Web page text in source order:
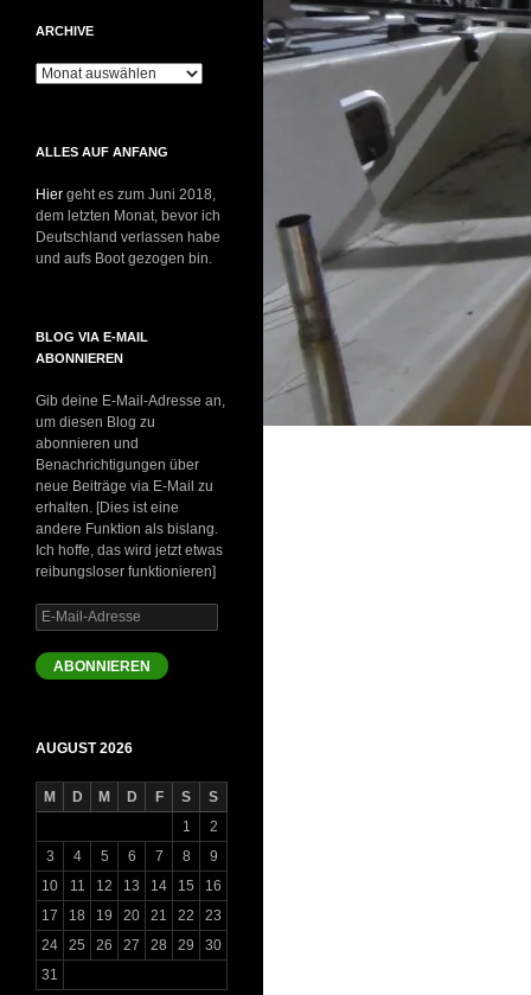
ARCHIVE
Archive
ALLES AUF ANFANG
Hier geht es zum Juni 2018,
dem letzten Monat, bevor ich
Deutschland verlassen habe
und aufs Boot gezogen bin.
BLOG VIA E-MAIL
ABONNIEREN
Gib deine E-Mail-Adresse an,
um diesen Blog zu
abonnieren und
Benachrichtigungen über
neue Beiträge via E-Mail zu
erhalten. [Dies ist eine
andere Funktion als bislang.
Ich hoffe, das wird jetzt etwas
reibungsloser funktionieren]
E-
Mail-
Adresse
ABONNIEREN
AUGUST 2026
M D M D F S
S
1
2
3
4 5 6 7 8
9
10
11 12 13 14 15
16
17
18 19 20 21 22
23
24
25 26 27 28 29
30
31